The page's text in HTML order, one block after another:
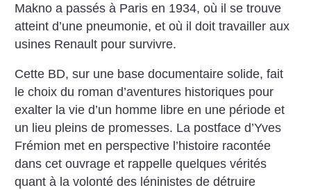
Makno a passés à Paris en 1934, où il se trouve
atteint d’une pneumonie, et où il doit travailler aux
usines Renault pour survivre.
Cette BD, sur une base documentaire solide, fait
le choix du roman d’aventures historiques pour
exalter la vie d’un homme libre en une période et
un lieu pleins de promesses. La postface d’Yves
Frémion met en perspective l’histoire racontée
dans cet ouvrage et rappelle quelques vérités
quant à la volonté des léninistes de détruire